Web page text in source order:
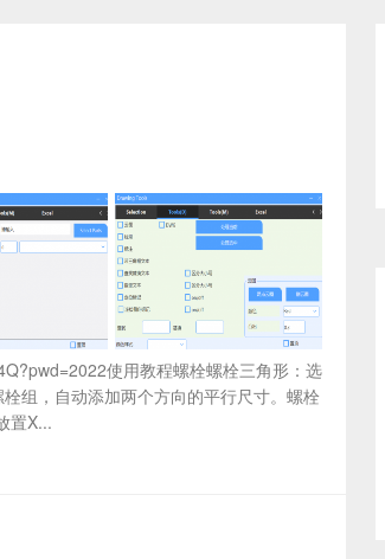
使用教程螺栓螺栓三角形：选
组，自动添加两个方向的平行尺寸。螺栓
置X...